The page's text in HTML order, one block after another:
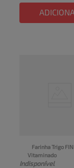
Farinha Trigo
Vitaminado
Indisponível